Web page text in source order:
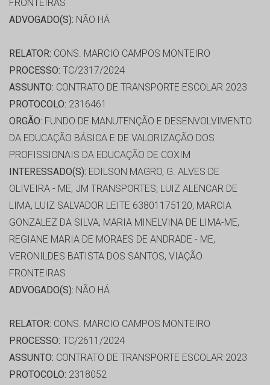
FRONTEIRAS
ADVOGADO(S): NÃO HÁ
RELATOR: CONS. MARCIO CAMPOS MONTEIRO
PROCESSO: TC/2317/2024
ASSUNTO: CONTRATO DE TRANSPORTE ESCOLAR 2023
PROTOCOLO: 2316461
ORGÃO: FUNDO DE MANUTENÇÃO E DESENVOLVIMENTO
DA EDUCAÇÃO BÁSICA E DE VALORIZAÇÃO DOS
PROFISSIONAIS DA EDUCAÇÃO DE COXIM
INTERESSADO(S): EDILSON MAGRO, G. ALVES DE
OLIVEIRA - ME, JM TRANSPORTES, LUIZ ALENCAR DE
LIMA, LUIZ SALVADOR LEITE 63801175120, MARCIA
GONZALEZ DA SILVA, MARIA MINELVINA DE LIMA-ME,
REGIANE MARIA DE MORAES DE ANDRADE - ME,
VERONILDES BATISTA DOS SANTOS, VIAÇÃO
FRONTEIRAS
ADVOGADO(S): NÃO HÁ
RELATOR: CONS. MARCIO CAMPOS MONTEIRO
PROCESSO: TC/2611/2024
ASSUNTO: CONTRATO DE TRANSPORTE ESCOLAR 2023
PROTOCOLO: 2318052